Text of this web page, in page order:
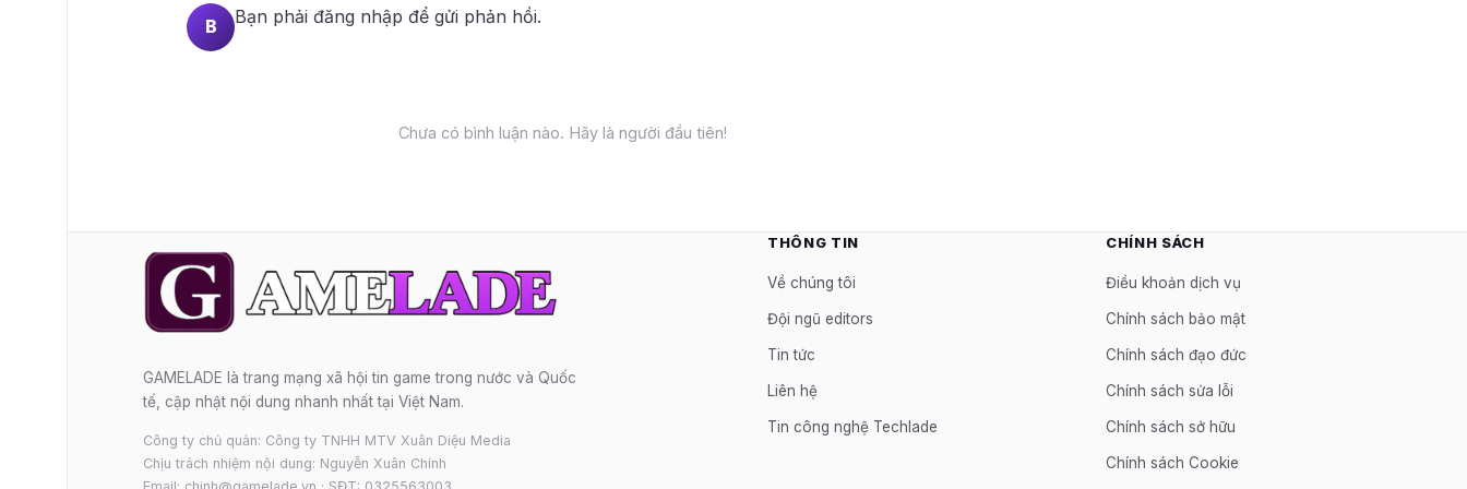
B Bạn phải đăng nhập để gửi phản hồi.
Chưa có bình luận nào. Hãy là người đầu tiên!
GAMELADE là trang mạng xã hội tin game trong nước và Quốc
tế, cập nhật nội dung nhanh nhất tại Việt Nam.
Công ty chủ quản: Công ty TNHH MTV Xuân Diệu Media
Chịu trách nhiệm nội dung: Nguyễn Xuân Chính
THÔNG TIN
Về chúng tôi
Đội ngũ editors
Tin tức
Liên hệ
Tin công nghệ Techlade
CHÍNH SÁCH
Điều khoản dịch vụ
Chính sách bảo mật
Chính sách đạo đức
Chính sách sửa lỗi
Chính sách sở hữu
Chính sách Cookie